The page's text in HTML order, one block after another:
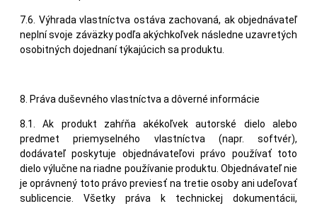
7.6. Výhrada vlastníctva ostáva zachovaná, ak objednávateľ
neplní svoje záväzky podľa akýchkoľvek následne uzavretých
osobitných dojednaní týkajúcich sa produktu.
8. Práva duševného vlastníctva a dôverné informácie
8.1. Ak produkt zahŕňa akékoľvek autorské dielo alebo
predmet priemyselného vlastníctva (napr. softvér),
dodávateľ poskytuje objednávateľovi právo používať toto
dielo výlučne na riadne používanie produktu. Objednávateľ nie
je oprávnený toto právo previesť na tretie osoby ani udeľovať
sublicencie. Všetky práva k technickej dokumentácii,